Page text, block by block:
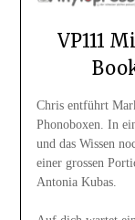
VP111
Chris entführt
Phonoboxen. In
und das Wissen
einer grossen
Antonia Kubas.